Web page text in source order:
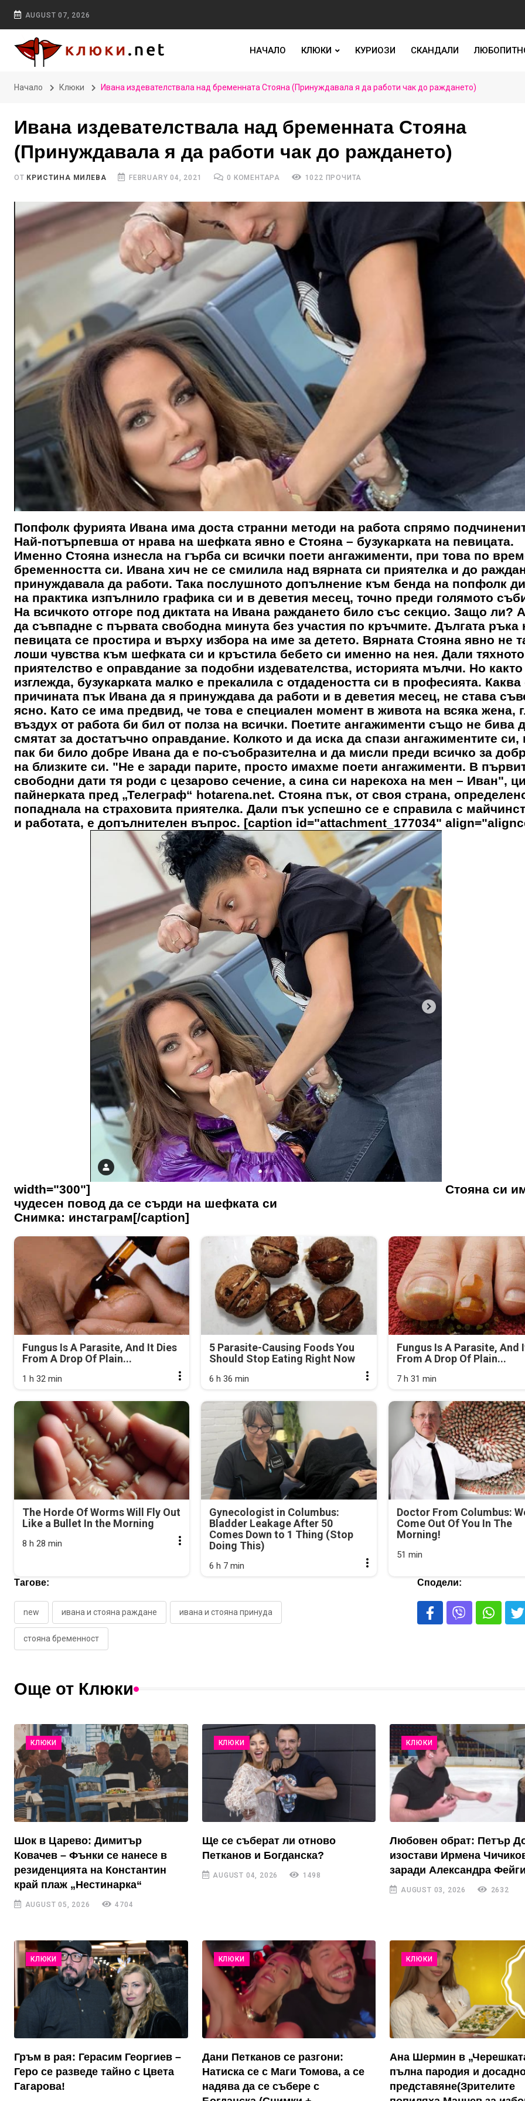
AUGUST 07, 2026
НАЧАЛО КЛЮКИ КУРИОЗИ СКАНДАЛИ
Начало Клюки Ивана издевателствала над бременната Стояна (Принуждавала я да работи чак до раждането)
Ивана издевателствала над бременната Стояна
(Принуждавала я да работи чак до раждането)
ОТ КРИСТИНА МИЛЕВА FEBRUARY 04, 2021 0 КОМЕНТАРА 1022 ПРОЧИТА
Попфолк фурията Ивана има доста странни методи на работа спрямо
Най-потърпевша от нрава на шефката явно е Стояна – бузукарката на певицата.
Именно Стояна изнесла на гърба си всички поети ангажименти, при това по
бременността си. Ивана хич не се смилила над вярната си приятелка и до
принуждавала да работи. Така послушното допълнение към бенда на попфолк
на практика изпълнило графика си и в деветия месец, точно преди голямото
На всичкото отгоре под диктата на Ивана раждането било със секцио. Защо ли?
да съвпадне с първата свободна минута без участия по кръчмите. Дългата ръка
певицата се простира и върху избора на име за детето. Вярната Стояна явно не
лоши чувства към шефката си и кръстила бебето си именно на нея. Дали тяхното
приятелство е оправдание за подобни издевателства, историята мълчи. Но както
изглежда, бузукарката малко е прекалила с отдадеността си в професията. Каква
причината пък Ивана да я принуждава да работи и в деветия месец, не става
ясно. Като се има предвид, че това е специален момент в живота на всяка жена,
въздух от работа би бил от полза на всички. Поетите ангажименти също не бива
смятат за достатъчно оправдание. Колкото и да иска да спази ангажиментите си,
пак би било добре Ивана да е по-съобразителна и да мисли преди всичко за
на близките си. "Не е заради парите, просто имахме поети ангажименти. В
свободни дати тя роди с цезарово сечение, а сина си нарекоха на мен – Иван",
пайнерката пред „Телеграф“ hotarena.net. Стояна пък, от своя страна,
попаднала на страховита приятелка. Дали пък успешно се е справила с
и работата, е допълнителен въпрос. [caption id="attachment_177034"
width="300"]
Стояна си
чудесен повод да се сърди на шефката си
Снимка: инстаграм[/caption]
Fungus Is A Parasite, And It Dies
From A Drop Of Plain...
1 h 32 min
5 Parasite-Causing Foods You
Should Stop Eating Right Now
6 h 36 min
Fungus Is A Parasite, And
From A Drop Of Plain...
7 h 31 min
The Horde Of Worms Will Fly Out
Like a Bullet In the Morning
8 h 28 min
Gynecologist in Columbus:
Bladder Leakage After 50
Comes Down to 1 Thing (Stop
Doing This)
6 h 7 min
Doctor From Columbus:
Come Out Of You In The
Morning!
51 min
Тагове:
new ивана и стояна раждане ивана и стояна принуда
стояна бременност
Сподели:
Още от Клюки
КЛЮКИ
Шок в Царево: Димитър
Ковачев – Фънки се нанесе в
резиденцията на Константин
край плаж „Нестинарка“
AUGUST 05, 2026 4704
КЛЮКИ
Ще се съберат ли отново
Петканов и Богданска?
AUGUST 04, 2026 1498
КЛЮКИ
Любовен обрат: Петър
изостави Ирмена
заради Александра
AUGUST 03, 2026 2632
КЛЮКИ
Гръм в рая: Герасим Георгиев –
Геро се разведе тайно с Цвета
Гагарова!
КЛЮКИ
Дани Петканов се разгони:
Натиска се с Маги Томова, а се
надява да се събере с
КЛЮКИ
Ана Шермин в
пълна пародия и
представяне(Зрителите